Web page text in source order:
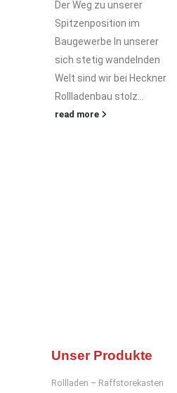
Der Weg zu unserer
Spitzenposition im
Baugewerbe In unserer
sich stetig wandelnden
Welt sind wir bei Heckner
Rollladenbau stolz...
read more
Unser Produkte
Rollladen – Raffstorekasten